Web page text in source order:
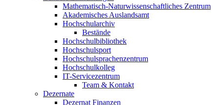
Mathematisch-Naturwissenschaftliches Zentrum
Akademisches Auslandsamt
Hochschularchiv
Bestände
Hochschulbibliothek
Hochschulsport
Hochschulsprachenzentrum
Hochschulkolleg
IT-Servicezentrum
Team & Kontakt
Dezernate
Dezernat Finanzen